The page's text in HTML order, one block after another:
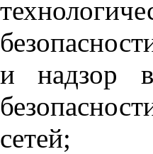
и надзор в
сетей;